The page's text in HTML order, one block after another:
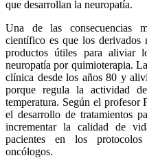
que desarrollan la neuropatía.
Una de las consecuencias
científico es que los derivados
productos útiles para aliviar
neuropatía por quimioterapia.
clínica desde los años 80 y
porque regula la actividad
temperatura. Según el profesor
el desarrollo de tratamientos
incrementar la calidad de
pacientes en los
oncólogos.